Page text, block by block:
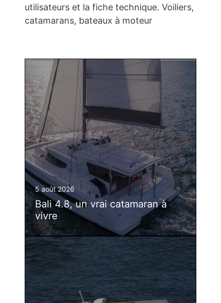
utilisateurs et la fiche technique. Voiliers,
catamarans, bateaux à moteur
5 août 2026
Bali 4.8, un vrai catamaran à
vivre